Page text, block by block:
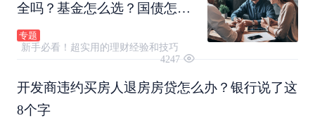
变，则此类房屋的价格立刻下跌，此时才是购买房
屋的最佳时机。
3.先别急着买导向类的房屋
全吗？基金怎么选？国债怎么
买？跟随康波财经小编一起寻
找答案吧~
专题
新手必看！超实用的理财经验和技巧
4247
开发商违约买房人退房房贷怎么办？银行说了这
8个字